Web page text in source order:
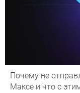
Почему не
Максе и что с